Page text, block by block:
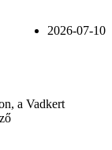
2026-07-10
a Vadkert